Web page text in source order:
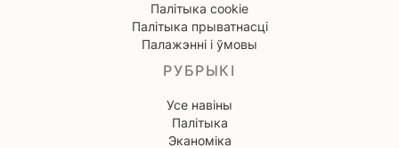
Палітыка cookie
Палітыка прыватнасці
Палажэнні і ўмовы
РУБРЫКІ
Усе навіны
Палітыка
Эканоміка